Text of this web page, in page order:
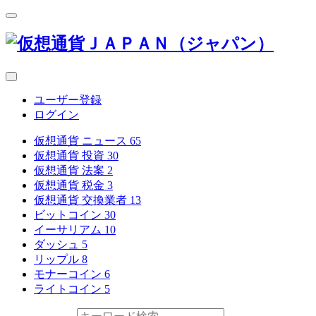
ユーザー登録
ログイン
仮想通貨 ニュース 65
仮想通貨 投資 30
仮想通貨 法案 2
仮想通貨 税金 3
仮想通貨 交換業者 13
ビットコイン 30
イーサリアム 10
ダッシュ 5
リップル 8
モナーコイン 6
ライトコイン 5